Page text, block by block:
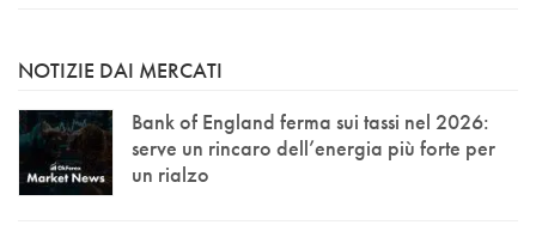
NOTIZIE DAI MERCATI
Bank of England ferma sui tassi nel 2026:
serve un rincaro dell’energia più forte per
un rialzo